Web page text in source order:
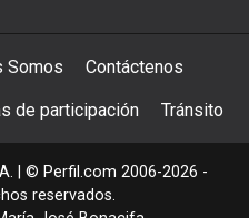
Somos Contáctenos
de participación Tránsito
| © Perfil.com 2006-2026 -
reservados.